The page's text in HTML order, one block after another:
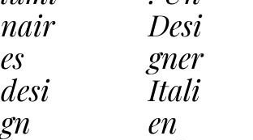
nair
es
desi
gn
Desi
gner
Itali
en